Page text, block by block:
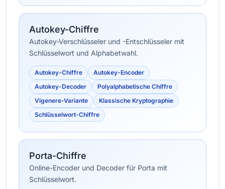
Autokey-Chiffre
Autokey-Verschlüsseler und -Entschlüsseler mit
Schlüsselwort und Alphabetwahl.
Autokey-Chiffre
Autokey-Encoder
Autokey-Decoder
Polyalphabetische Chiffre
Vigenere-Variante
Klassische Kryptographie
Schlüsselwort-Chiffre
Porta-Chiffre
Online-Encoder und Decoder für Porta mit
Schlüsselwort.